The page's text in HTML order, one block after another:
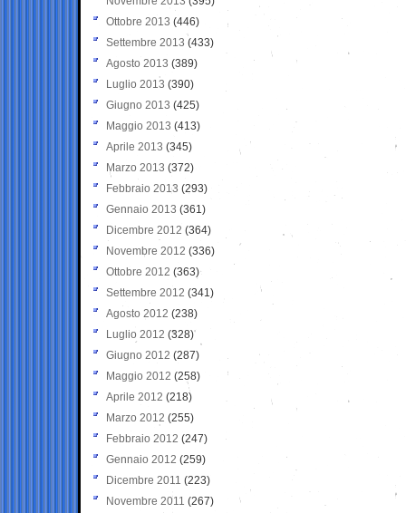
Ottobre 2013 (446)
Settembre 2013 (433)
Agosto 2013 (389)
Luglio 2013 (390)
Giugno 2013 (425)
Maggio 2013 (413)
Aprile 2013 (345)
Marzo 2013 (372)
Febbraio 2013 (293)
Gennaio 2013 (361)
Dicembre 2012 (364)
Novembre 2012 (336)
Ottobre 2012 (363)
Settembre 2012 (341)
Agosto 2012 (238)
Luglio 2012 (328)
Giugno 2012 (287)
Maggio 2012 (258)
Aprile 2012 (218)
Marzo 2012 (255)
Febbraio 2012 (247)
Gennaio 2012 (259)
Dicembre 2011 (223)
Novembre 2011 (267)